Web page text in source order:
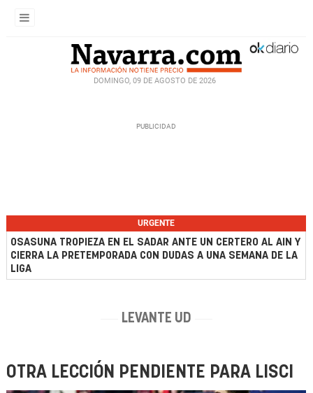
DOMINGO, 09 DE AGOSTO DE 2026
URGENTE
OSASUNA TROPIEZA EN EL SADAR ANTE UN CERTERO AL AIN Y
CIERRA LA PRETEMPORADA CON DUDAS A UNA SEMANA DE LA
LIGA
LEVANTE UD
OTRA LECCIÓN PENDIENTE PARA LISCI